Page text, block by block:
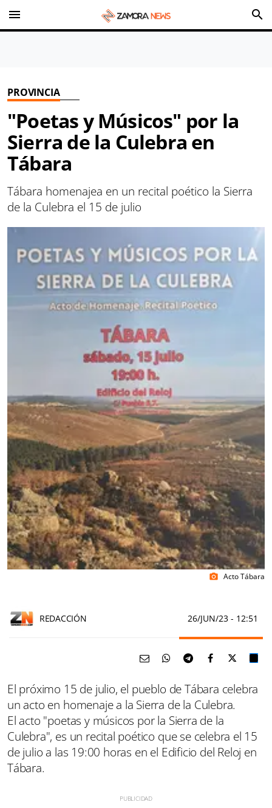
menu search
PROVINCIA
"Poetas y Músicos" por la
Sierra de la Culebra en
Tábara
Tábara homenajea en un recital poético la Sierra
de la Culebra el 15 de julio
photo_camera Acto Tábara
REDACCIÓN 26/JUN/23 - 12:51
El próximo 15 de julio, el pueblo de Tábara celebra
un acto en homenaje a la Sierra de la Culebra.
El acto "poetas y músicos por la Sierra de la
Culebra", es un recital poético que se celebra el 15
de julio a las 19:00 horas en el Edificio del Reloj en
Tábara.